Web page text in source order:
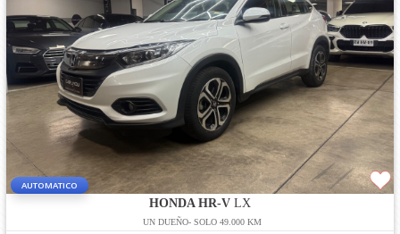
AUTOMATICO
HONDA HR-VLX
UN DUEÑO- SOLO 49.000 KM